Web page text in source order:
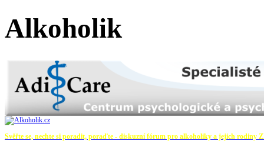
Alkoholik
Svěřte se, nechte si poradit, poraďte - diskuzní fórum pro alkoholiky a jejich rodiny